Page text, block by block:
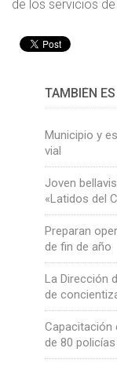
de los servicios
TAMBIÉN
Municipio y
vial
Joven
«Latidos del
Preparan
de fin de año
La Dirección
de
Capacitación
de 80